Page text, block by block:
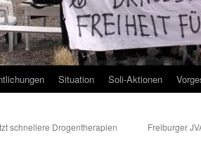
Situation Soli-Aktionen
schnellere Drogentherapien Freiburger